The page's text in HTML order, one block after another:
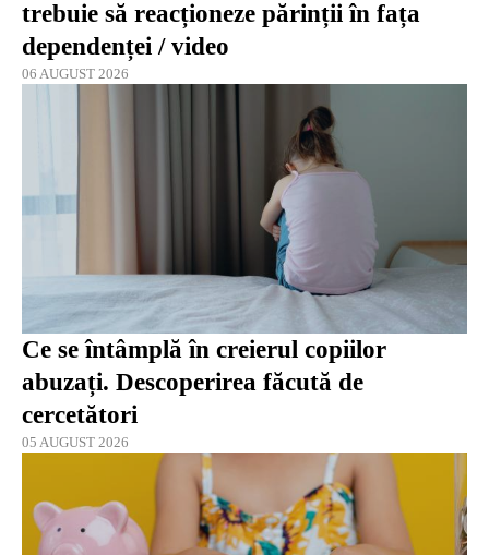
trebuie să reacționeze părinții în fața
dependenței / video
06 AUGUST 2026
Ce se întâmplă în creierul copiilor
abuzați. Descoperirea făcută de
cercetători
05 AUGUST 2026